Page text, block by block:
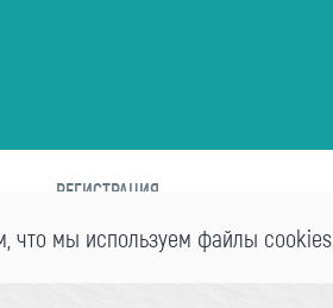
РЕГИСТРАЦИЯ
что мы используем файлы cookies.